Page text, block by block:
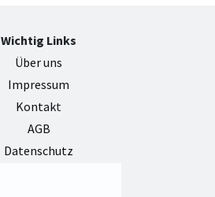
Wichtig Links
Über uns
Impressum
Kontakt
AGB
Datenschutz